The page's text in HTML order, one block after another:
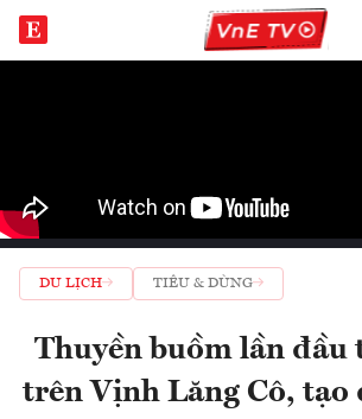
DU LỊCH TIÊU & DÙNG
Thuyền buồm lần đầu
trên Vịnh Lăng Cô, tạo